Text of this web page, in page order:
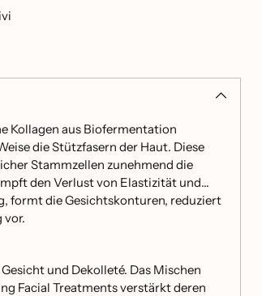
Kollagen aus Biofermentation
die Stützfasern der Haut. Diese
Stammzellen zunehmend die
den Verlust von Elastizität und
formt die Gesichtskonturen, reduziert
vor.
und Dekolleté. Das Mischen
Facial Treatments verstärkt deren